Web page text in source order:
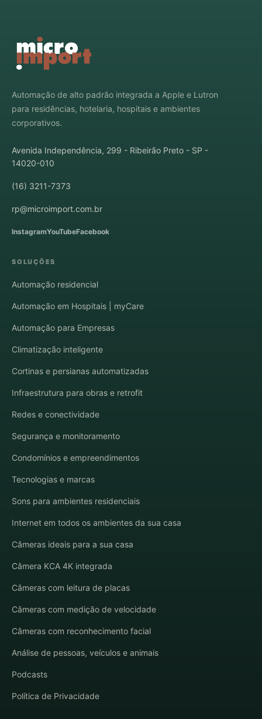
Automação de alto padrão integrada a Apple e Lutron
para residências, hotelaria, hospitais e ambientes
corporativos.
Avenida Independência, 299 - Ribeirão Preto - SP -
14020-010
(16) 3211-7373
rp@microimport.com.br
InstagramYouTubeFacebook
SOLUÇÕES
Automação residencial
Automação em Hospitais | myCare
Automação para Empresas
Climatização inteligente
Cortinas e persianas automatizadas
Infraestrutura para obras e retrofit
Redes e conectividade
Segurança e monitoramento
Condomínios e empreendimentos
Tecnologias e marcas
Sons para ambientes residenciais
Internet em todos os ambientes da sua casa
Câmeras ideais para a sua casa
Câmera KCA 4K integrada
Câmeras com leitura de placas
Câmeras com medição de velocidade
Câmeras com reconhecimento facial
Análise de pessoas, veículos e animais
Podcasts
Política de Privacidade